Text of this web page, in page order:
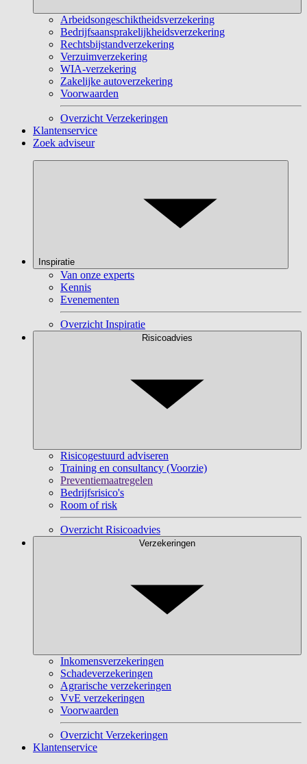
Arbeidsongeschiktheidsverzekering
Bedrijfsaansprakelijkheidsverzekering
Rechtsbijstandverzekering
Verzuimverzekering
WIA-verzekering
Zakelijke autoverzekering
Voorwaarden
Overzicht Verzekeringen
Klantenservice
Zoek adviseur
Inspiratie
Van onze experts
Kennis
Evenementen
Overzicht Inspiratie
Risicoadvies
Risicogestuurd adviseren
Training en consultancy (Voorzie)
Preventiemaatregelen
Bedrijfsrisico's
Room of risk
Overzicht Risicoadvies
Verzekeringen
Inkomensverzekeringen
Schadeverzekeringen
Agrarische verzekeringen
VvE verzekeringen
Voorwaarden
Overzicht Verzekeringen
Klantenservice